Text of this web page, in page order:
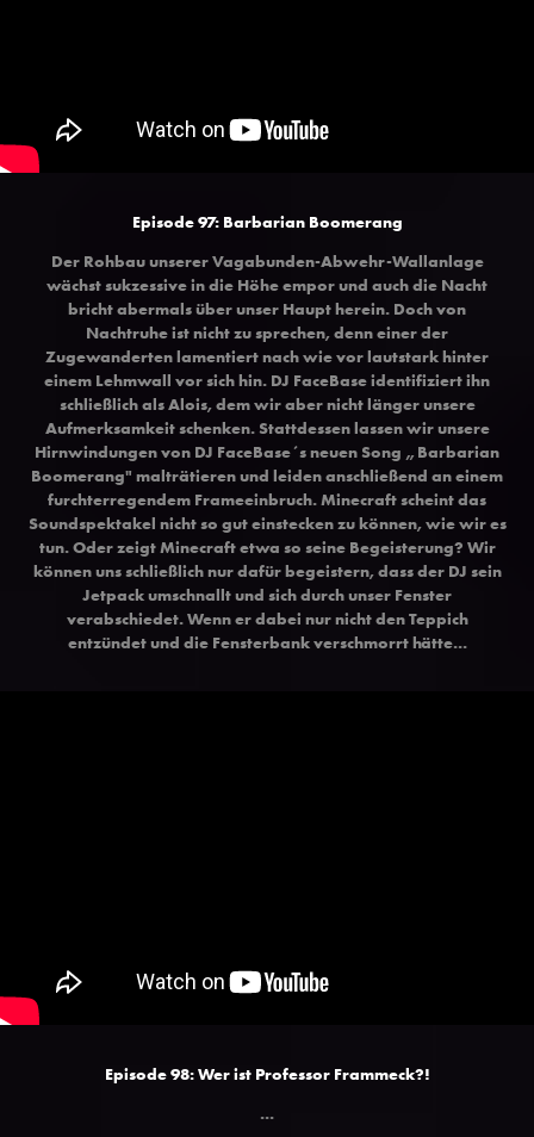
Episode 97: Barbarian Boomerang
Der Rohbau unserer Vagabunden-Abwehr-Wallanlage
wächst sukzessive in die Höhe empor und auch die Nacht
bricht abermals über unser Haupt herein. Doch von
Nachtruhe ist nicht zu sprechen, denn einer der
Zugewanderten lamentiert nach wie vor lautstark hinter
einem Lehmwall vor sich hin. DJ FaceBase identifiziert ihn
schließlich als Alois, dem wir aber nicht länger unsere
Aufmerksamkeit schenken. Stattdessen lassen wir unsere
Hirnwindungen von DJ FaceBase´s neuen Song „Barbarian
Boomerang" malträtieren und leiden anschließend an einem
furchterregendem Frameeinbruch. Minecraft scheint das
Soundspektakel nicht so gut einstecken zu können, wie wir es
tun. Oder zeigt Minecraft etwa so seine Begeisterung? Wir
können uns schließlich nur dafür begeistern, dass der DJ sein
Jetpack umschnallt und sich durch unser Fenster
verabschiedet. Wenn er dabei nur nicht den Teppich
entzündet und die Fensterbank verschmorrt hätte...
Episode 98: Wer ist Professor Frammeck?!
...